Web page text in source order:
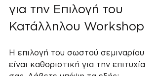
για την Επιλογή του
Κατάλληλου Workshop
Η επιλογή του σωστού σεμιναρίου
είναι καθοριστική για την επιτυχία